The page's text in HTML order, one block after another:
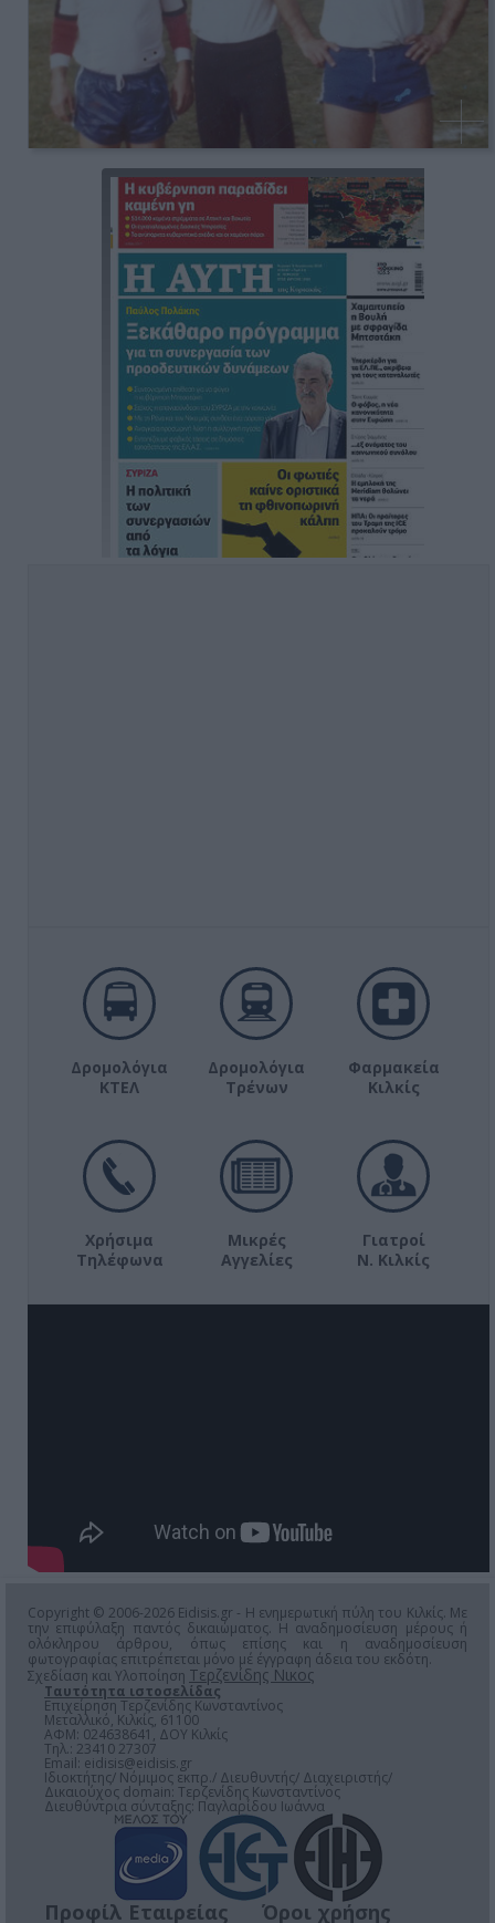
Δρομολόγια
ΚΤΕΛ
Δρομολόγια
Τρένων
Φαρμακεία
Κιλκίς
Χρήσιμα
Τηλέφωνα
Μικρές
Αγγελίες
Γιατροί
Ν. Κιλκίς
Copyright © 2006-2026 Eidisis.gr - Η ενημερωτική πύλη του Κιλκίς. Με
την επιφύλαξη παντός δικαιώματος. Η αναδημοσίευση μέρους ή
ολόκληρου άρθρου, όπως επίσης και η αναδημοσίευση
φωτογραφίας επιτρέπεται μόνο μέ έγγραφη άδεια του εκδότη.
Σχεδίαση και Υλοποίηση Τερζενίδης Νικος
Ταυτότητα ιστοσελίδας
Επιχείρηση Τερζενίδης Κωνσταντίνος
Μεταλλικό, Κιλκίς, 61100
ΑΦΜ: 024638641, ΔΟΥ Κιλκίς
Τηλ.: 23410 27307
Email: eidisis@eidisis.gr
Ιδιοκτήτης/ Νόμιμος εκπρ./ Διευθυντής/ Διαχειριστής/
Δικαιούχος domain: Τερζενίδης Κωνσταντίνος
Διευθύντρια σύνταξης: Παγλαρίδου Ιωάννα
Προφίλ Εταιρείας Όροι χρήσης